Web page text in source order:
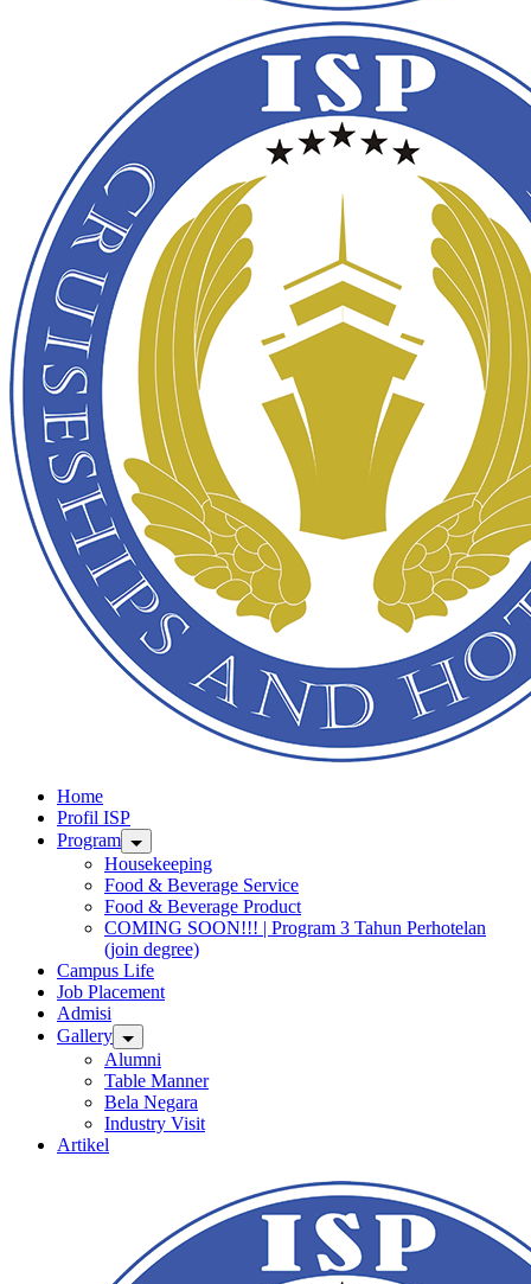
Home
Profil ISP
Program
Housekeeping
Food & Beverage Service
Food & Beverage Product
COMING SOON!!! | Program 3 Tahun Perhotelan
(join degree)
Campus Life
Job Placement
Admisi
Gallery
Alumni
Table Manner
Bela Negara
Industry Visit
Artikel